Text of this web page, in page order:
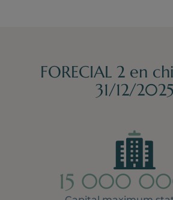
FORECIAL 2 en
31/12/2025
15 000